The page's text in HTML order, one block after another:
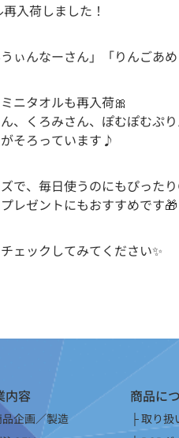
入荷しました！
ぃんなーさん」「りんごあ
ニタオルも再入荷🎀
、くろみさん、ぽむぽむぷ
そろっています♪
で、毎日使うのにもぴった
レゼントにもおすすめです🎁
ェックしてみてください✨
内容
品企画／製造
商品に
取り扱